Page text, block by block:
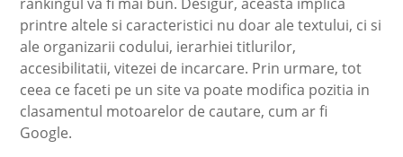
printre altele si caracteristici nu doar ale textului, ci si
ale organizarii codului, ierarhiei titlurilor,
accesibilitatii, vitezei de incarcare. Prin urmare, tot
ceea ce faceti pe un site va poate modifica pozitia in
clasamentul motoarelor de cautare, cum ar fi
Google.